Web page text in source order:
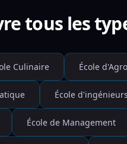
tous les
Culinaire École
École d'ingénieurs
École de Management